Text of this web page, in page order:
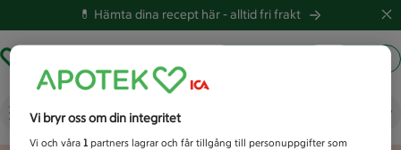
💊 Hämta dina recept här -alltid fri frakt
Vad letar du efter idag?
Vi bryr oss om din integritet
Vi och våra1 partners lagrar och får tillgång till personuppgifter som